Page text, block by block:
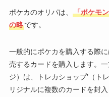
ポケカのオリパは、
「ポケモ
の略です。
一般的にポケカを購入する際
売するカードを購入します。
ジ）は、トレカショップ’（ト
リジナルに複数のカードを封